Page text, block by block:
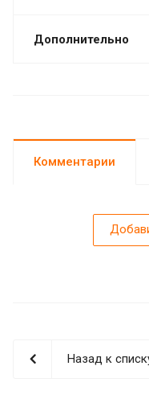
Дополнительно
Комментарии
Назад к